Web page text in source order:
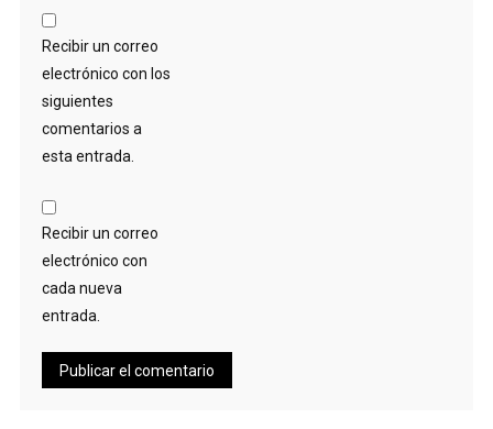
Recibir un correo
electrónico con los
siguientes
comentarios a
esta entrada.
Recibir un correo
electrónico con
cada nueva
entrada.